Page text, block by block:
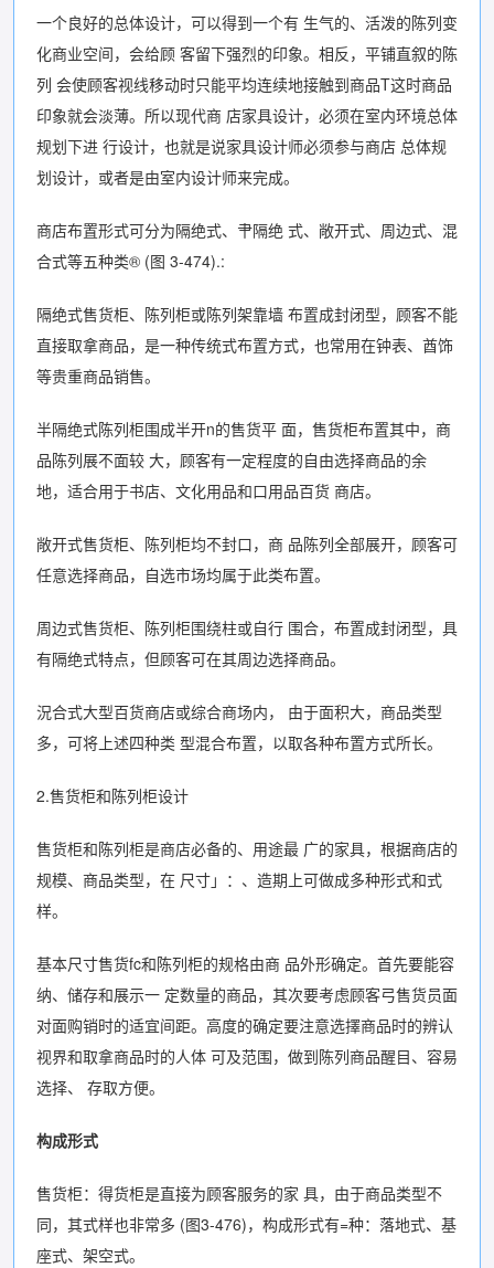
一个良好的总体设计，可以得到一个有 生气的、活泼的陈列变
化商业空间，会给顾 客留下强烈的印象。相反，平铺直叙的陈
列 会使顾客视线移动时只能平均连续地接触到商品T这时商品
印象就会淡薄。所以现代商 店家具设计，必须在室内环境总体
规划下进 行设计，也就是说家具设计师必须参与商店 总体规
划设计，或者是由室内设计师来完成。
商店布置形式可分为隔绝式、肀隔绝 式、敞开式、周边式、混
合式等五种类® (图 3-474).:
隔绝式售货柜、陈列柜或陈列架靠墙 布置成封闭型，顾客不能
直接取拿商品，是一种传统式布置方式，也常用在钟表、酋饰
等贵重商品销售。
半隔绝式陈列柜围成半开n的售货平 面，售货柜布置其中，商
品陈列展不面较 大，顾客有一定程度的自由选择商品的余
地，适合用于书店、文化用品和口用品百货 商店。
敞开式售货柜、陈列柜均不封口，商 品陈列全部展开，顾客可
任意选择商品，自选市场均属于此类布置。
周边式售货柜、陈列柜围绕柱或自行 围合，布置成封闭型，具
有隔绝式特点，但顾客可在其周边选择商品。
況合式大型百货商店或综合商场内， 由于面积大，商品类型
多，可将上述四种类 型混合布置，以取各种布置方式所长。
2.售货柜和陈列柜设计
售货柜和陈列柜是商店必备的、用途最 广的家具，根据商店的
规模、商品类型，在 尺寸」：、造期上可做成多种形式和式
样。
基本尺寸售货fc和陈列柜的规格由商 品外形确定。首先要能容
纳、储存和展示一 定数量的商品，其次要考虑顾客弓售货员面
对面购销时的适宜间距。高度的确定要注意选擇商品时的辨认
视界和取拿商品时的人体 可及范围，做到陈列商品醒目、容易
选择、 存取方便。
构成形式
售货柜：得货柜是直接为顾客服务的家 具，由于商品类型不
同，其式样也非常多 (图3-476)，构成形式有=种：落地式、基
座式、架空式。